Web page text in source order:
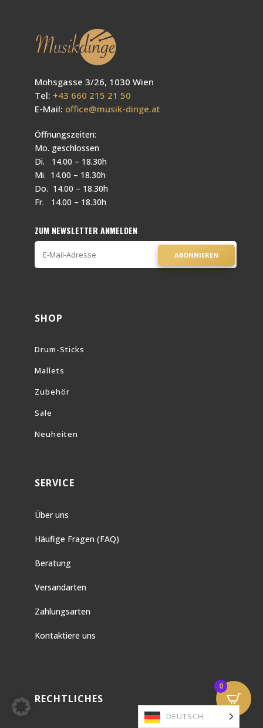
Mohsgasse 3/26, 1030 Wien
Tel: +43 660 215 21 50
E-Mail: office@musik-dinge.at
Öffnungszeiten:
Mo. geschlossen
Di. 14.00 – 18.30h
Mi. 14.00 – 18.30h
Do. 14.00 – 18.30h
Fr. 14.00 – 18.30h
ZUM NEWSLETTER ANMELDEN
ABONNIEREN
SHOP
Drum-Sticks
Mallets
Zubehör
Sale
Neuheiten
SERVICE
Über uns
Häufige Fragen (FAQ)
Beratung
Versandarten
Zahlungsarten
Kontaktiere uns
RECHTLICHES
0
DEUTSCH